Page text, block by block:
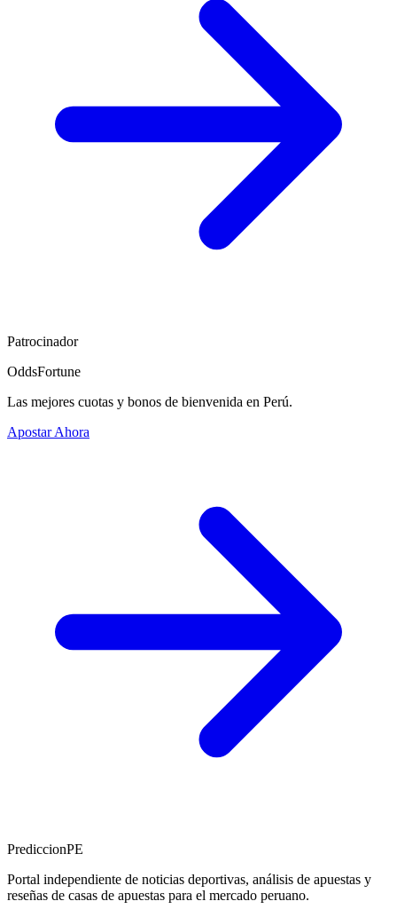
Patrocinador
OddsFortune
Las mejores cuotas y bonos de bienvenida en Perú.
Apostar Ahora
PrediccionPE
Portal independiente de noticias deportivas, análisis de apuestas y
reseñas de casas de apuestas para el mercado peruano.